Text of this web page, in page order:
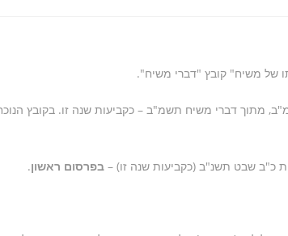
של משיח" קובץ "דברי משיח".
מתוך דברי משיח תשמ"ב – כקביעות שנה זו. בקובץ
כ"ב שבט תשנ"ב (כקביעות שנה זו) – בפרסום ראשון.